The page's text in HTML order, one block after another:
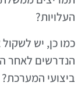
העלויות?
כמו כן, יש
הנדרשים לאחר
ביצועי